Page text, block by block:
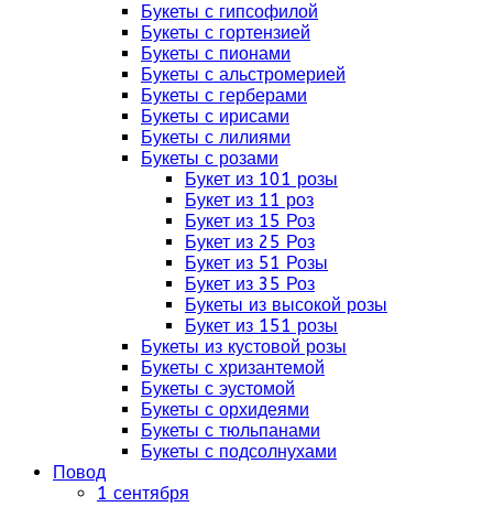
Букеты с гипсофилой
Букеты с гортензией
Букеты с пионами
Букеты с альстромерией
Букеты с герберами
Букеты с ирисами
Букеты с лилиями
Букеты с розами
Букет из 101 розы
Букет из 11 роз
Букет из 15 Роз
Букет из 25 Роз
Букет из 51 Розы
Букет из 35 Роз
Букеты из высокой розы
Букет из 151 розы
Букеты из кустовой розы
Букеты с хризантемой
Букеты с эустомой
Букеты с орхидеями
Букеты с тюльпанами
Букеты с подсолнухами
Повод
1 сентября